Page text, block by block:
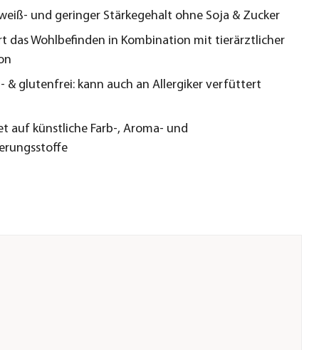
und geringer Stärkegehalt ohne Soja & Zucker
das Wohlbefinden in Kombination mit tierärztlicher
& glutenfrei: kann auch an Allergiker verfüttert
auf künstliche Farb-, Aroma- und